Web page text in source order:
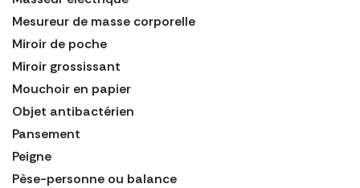
Mesureur de masse corporelle
Miroir de poche
Miroir grossissant
Mouchoir en papier
Objet antibactérien
Pansement
Peigne
Pèse-personne ou balance